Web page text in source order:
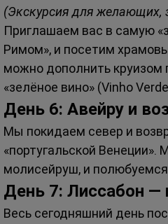
(Экскурсия для желающих,
Приглашаем вас в самую
Римом», и посетим
можно дополнить круизом
«зелёное вино» (Vinho
День 6: Авейру и
Мы покидаем север и
«португальской
молисейруш, и
День 7: Лиссабон —
Весь сегодняшний день